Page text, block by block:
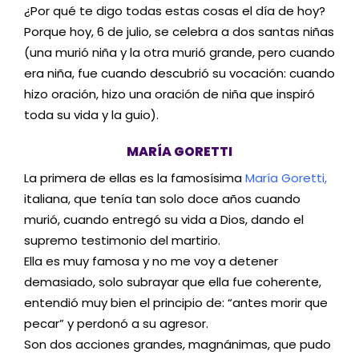
¿Por qué te digo todas estas cosas el día de hoy?
Porque hoy, 6 de julio, se celebra a dos santas niñas
(una murió niña y la otra murió grande, pero cuando
era niña, fue cuando descubrió su vocación: cuando
hizo oración, hizo una oración de niña que inspiró
toda su vida y la guio).
MARÍA GORETTI
La primera de ellas es la famosísimaMaría Goretti,
italiana, que tenía tan solo doce años cuando
murió, cuando entregó su vida a Dios, dando el
supremo testimonio del martirio.
Ella es muy famosa y no me voy a detener
demasiado, solo subrayar que ella fue coherente,
entendió muy bien el principio de: “antes morir que
pecar” y perdonó a su agresor.
Son dos acciones grandes, magnánimas, que pudo